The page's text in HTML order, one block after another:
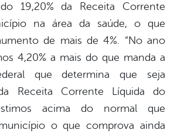
19,20% da Receita Corrente
na área da saúde, o que
de mais de 4%. “No ano
4,20% a mais do que manda a
que determina que seja
Receita Corrente Líquida do
acima do normal que
o que comprova ainda